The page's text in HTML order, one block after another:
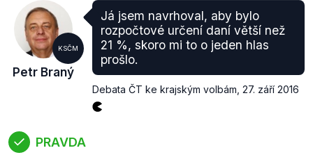
komunikace nacházejí. Vlastníkem účelových
komunikací je právnická nebo fyzická osoba.“
Srovnáváme tedy rok 2002, kdy silnice byly poprvé
celý rok ve vlastnictví krajů, s loňským rokem. V
roce 2002vydalkraj na položku silnic ze svého
rozpočtu 1,336 mld. Kč (.pdf, str. 6), což však byla
podstatná část, protože kraj
Závěrečnýúčet
KSČM
Petr Braný
Já jsem navrhoval, aby bylo
rozpočtové určení daní větší než
21 %, skoro mi to o jeden hlas
prošlo.
Debata ČT ke krajským volbám 27. září 2016
PRAVDA